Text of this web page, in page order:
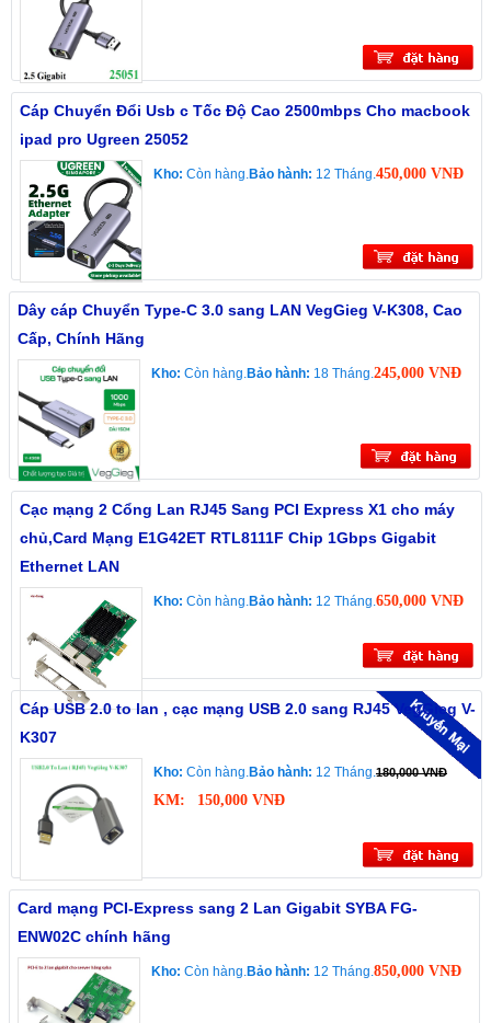
Cáp Chuyển Đổi Usb c Tốc Độ Cao 2500mbps Cho macbook
ipad pro Ugreen 25052
Kho: Còn hàng.Bảo hành: 12 Tháng.450,000 VNĐ
Dây cáp Chuyển Type-C 3.0 sang LAN VegGieg V-K308, Cao
Cấp, Chính Hãng
Kho: Còn hàng.Bảo hành: 18 Tháng.245,000 VNĐ
Cạc mạng 2 Cổng Lan RJ45 Sang PCI Express X1 cho máy
chủ,Card Mạng E1G42ET RTL8111F Chip 1Gbps Gigabit
Ethernet LAN
Kho: Còn hàng.Bảo hành: 12 Tháng.650,000 VNĐ
Cáp USB 2.0 to lan , cạc mạng USB 2.0 sang RJ45 VegGieg V-
K307
Kho: Còn hàng.Bảo hành: 12 Tháng.180,000 VNĐ
KM: 150,000 VNĐ
Card mạng PCI-Express sang 2 Lan Gigabit SYBA FG-
ENW02C chính hãng
Kho: Còn hàng.Bảo hành: 12 Tháng.850,000 VNĐ